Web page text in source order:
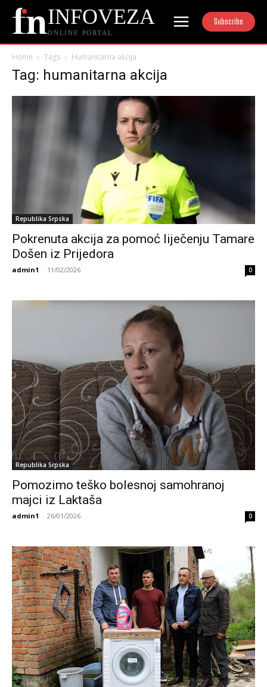
INFOVEZA
ONLINE PORTAL
Subscribe
Home Tags Humanitarna akcija
Tag: humanitarna akcija
Republika Srpska
Pokrenuta akcija za pomoć liječenju Tamare
Došen iz Prijedora
admin1 - 11/02/2026 0
Republika Srpska
Pomozimo teško bolesnoj samohranoj
majci iz Laktaša
admin1 - 26/01/2026 0